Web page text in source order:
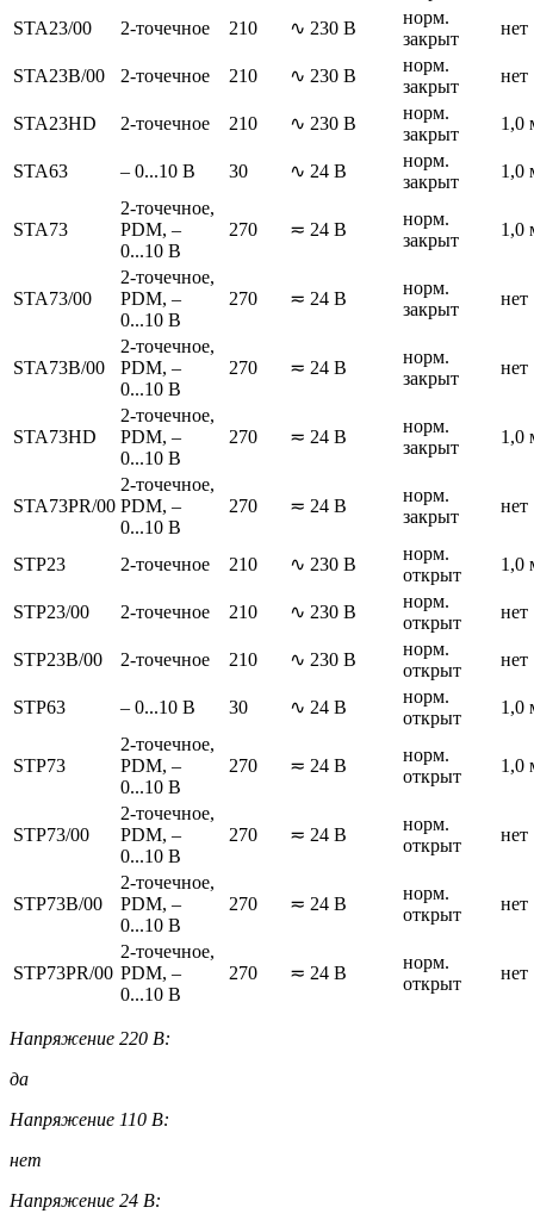
STA23/00 2-точечное 210 ∿ 230 В
норм.
закрыт
нет
STA23B/00 2-точечное 210 ∿ 230 В
норм.
закрыт
нет
STA23HD 2-точечное 210 ∿ 230 В
норм.
закрыт
1,0
STA63 – 0...10 В 30 ∿ 24 В
норм.
закрыт
1,0
STA73
2-точечное,
PDM, –
0...10 В
270 ≂ 24 В
норм.
закрыт
1,0
STA73/00
2-точечное,
PDM, –
0...10 В
270 ≂ 24 В
норм.
закрыт
нет
STA73B/00
2-точечное,
PDM, –
0...10 В
270 ≂ 24 В
норм.
закрыт
нет
STA73HD
2-точечное,
PDM, –
0...10 В
270 ≂ 24 В
норм.
закрыт
1,0
STA73PR/00
2-точечное,
PDM, –
0...10 В
270 ≂ 24 В
норм.
закрыт
нет
STP23 2-точечное 210 ∿ 230 В
норм.
открыт
1,0
STP23/00 2-точечное 210 ∿ 230 В
норм.
открыт
нет
STP23B/00 2-точечное 210 ∿ 230 В
норм.
открыт
нет
STP63 – 0...10 В 30 ∿ 24 В
норм.
открыт
1,0
STP73
2-точечное,
PDM, –
0...10 В
270 ≂ 24 В
норм.
открыт
1,0
STP73/00
2-точечное,
PDM, –
0...10 В
270 ≂ 24 В
норм.
открыт
нет
STP73B/00
2-точечное,
PDM, –
0...10 В
270 ≂ 24 В
норм.
открыт
нет
STP73PR/00
2-точечное,
PDM, –
0...10 В
270 ≂ 24 В
норм.
открыт
нет
Напряжение 220 В:
да
Напряжение 110 В:
нет
Напряжение 24 В: